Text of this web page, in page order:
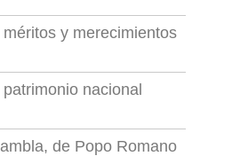
y merecimientos
nacional
de Popo Romano